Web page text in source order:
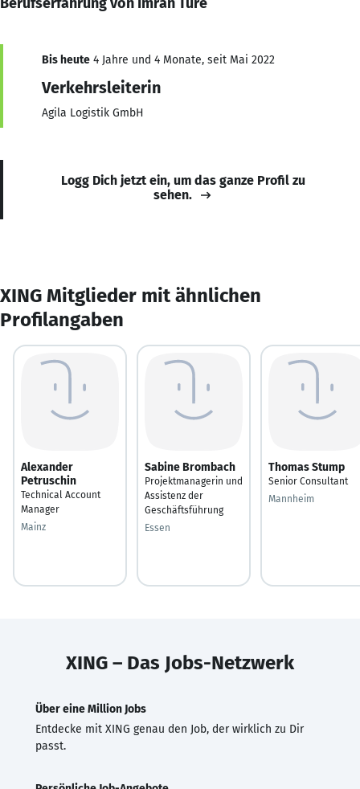
Bis heute 4 Jahre und 4 Monate, seit Mai 2022
Verkehrsleiterin
Agila Logistik GmbH
Logg Dich jetzt ein, um das ganze Profil zu
sehen.
XING Mitglieder mit ähnlichen
Profilangaben
Alexander
Petruschin
Technical Account
Manager
Mainz
Sabine Brombach
Projektmanagerin und
Assistenz der
Geschäftsführung
Essen
Thomas Stump
Senior Consultant
Mannheim
XING – Das Jobs-Netzwerk
Über eine Million Jobs
Entdecke mit XING genau den Job, der wirklich zu Dir
passt.